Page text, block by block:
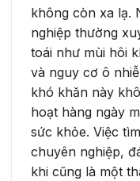
không còn xa lạ.
nghiệp thường
toái như mùi hôi
và nguy cơ ô
khó khăn này
hoạt hàng ngày
sức khỏe. Việc
chuyên nghiệp,
khi cũng là một